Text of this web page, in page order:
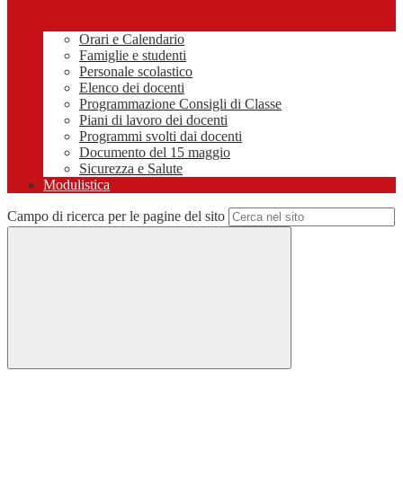
Orari e Calendario
Famiglie e studenti
Personale scolastico
Elenco dei docenti
Programmazione Consigli di Classe
Piani di lavoro dei docenti
Programmi svolti dai docenti
Documento del 15 maggio
Sicurezza e Salute
Modulistica
Campo di ricerca per le pagine del sito